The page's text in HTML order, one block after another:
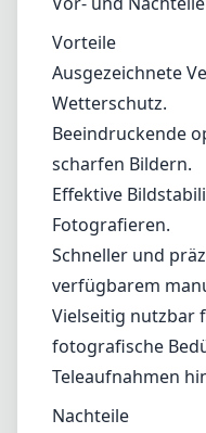
Vorteile
Ausgezeichnete
Wetterschutz.
Beeindruckende
scharfen Bildern.
Effektive
Fotografieren.
Schneller und
verfügbarem
Vielseitig nutzbar
fotografische
Teleaufnahmen
Nachteile